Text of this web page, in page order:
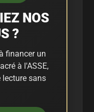
NOS
?
financer un
à l'ASSE,
sans